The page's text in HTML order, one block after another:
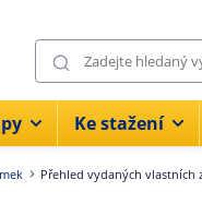
Ke stažení
Přehled vydaných vlastních